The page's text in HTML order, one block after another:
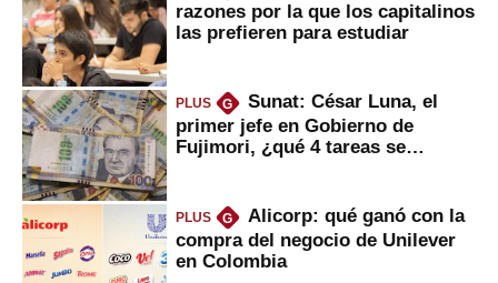
razones por la que los capitalinos
las prefieren para estudiar
PLUS G
Sunat: César Luna, el
primer jefe en Gobierno de
Fujimori, ¿qué 4 tareas se
PLUS G
Alicorp: qué ganó con la
compra del negocio de Unilever
en Colombia